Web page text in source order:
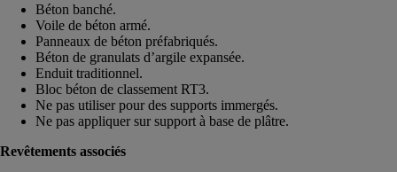
Béton banché.
Voile de béton armé.
Panneaux de béton préfabriqués.
Béton de granulats d’argile expansée.
Enduit traditionnel.
Bloc béton de classement RT3.
Ne pas utiliser pour des supports immergés.
Ne pas appliquer sur support à base de plâtre.
Revêtements associés